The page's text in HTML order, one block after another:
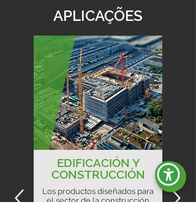
APLICAÇÕES
EDIFICACIÓN Y
CONSTRUCCIÓN
Los productos diseñados para
el sector de la construcción